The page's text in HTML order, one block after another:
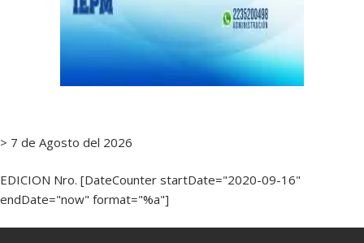
> 7 de Agosto del 2026
EDICION Nro. [DateCounter startDate="2020-09-16"
endDate="now" format="%a"]